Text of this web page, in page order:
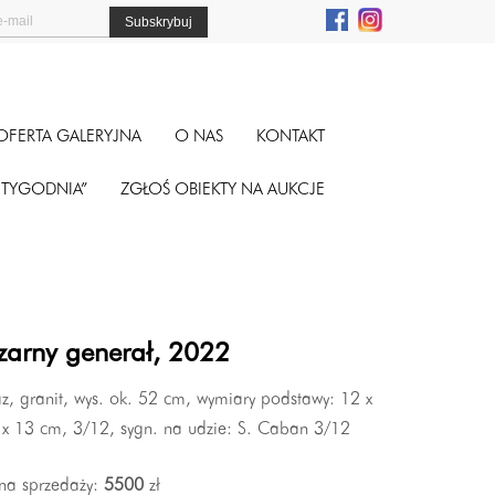
GALERYJNA O NAS KONTAKT
ZGŁOŚ OBIEKTY NA AUKCJE
generał, 2022
granit, wys. ok. 52 cm, wymiary podstawy: 12 x
13 cm, 3/12, sygn. na udzie: S. Caban 3/12
sprzedaży: 5500zł